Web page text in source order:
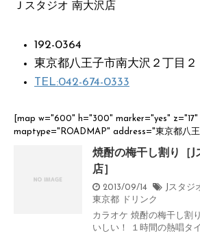
Ｊスタジオ 南大沢店
192-0364
東京都八王子市南大沢２丁目２
TEL:042-674-0333
[map w="600" h="300" marker="yes" z="17"
maptype="ROADMAP" address="東京都八
焼酎の梅干し割り［J
店］
2013/09/14 Jスタジ
東京都
ドリンク
カラオケ 焼酎の梅干し割
いしい！ １時間の熱唱タ